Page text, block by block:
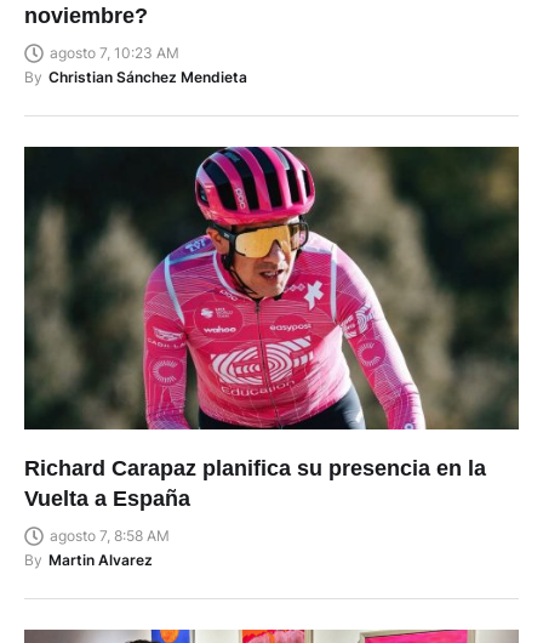
noviembre?
agosto 7, 10:23 AM
By Christian Sánchez Mendieta
Richard Carapaz planifica su presencia en la
Vuelta a España
agosto 7, 8:58 AM
By Martin Alvarez